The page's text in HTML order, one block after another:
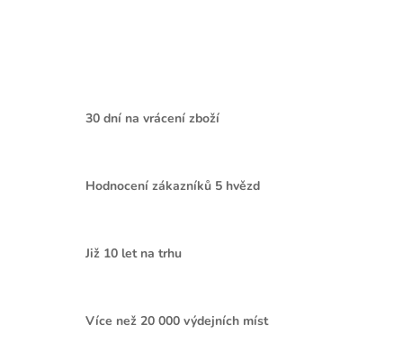
30 dní na vrácení zboží
Hodnocení zákazníků 5 hvězd
Již 10 let na trhu
Více než 20 000 výdejních míst